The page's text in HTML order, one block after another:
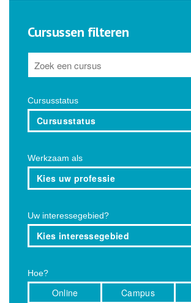
Cursussen filteren
Cursusstatus
Cursusstatus
Werkzaam als
Kies uw professie
Uw interessegebied?
Kies interessegebied
Hoe?
Online Campus